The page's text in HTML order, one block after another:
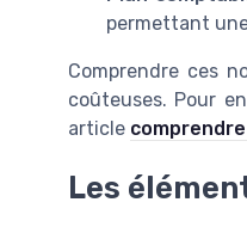
permettant
Comprendre ces
coûteuses. Pour
article
Les